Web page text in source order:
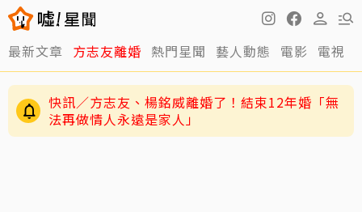
最新文章 方志友離婚 熱門星聞 藝人動態 電影 電視
12年婚姻走到盡頭早有跡象？楊銘威、方志友過
去婚姻裂痕一次看
快訊／方志友、楊銘威離婚了！結束12年婚「無
法再做情人永遠是家人」